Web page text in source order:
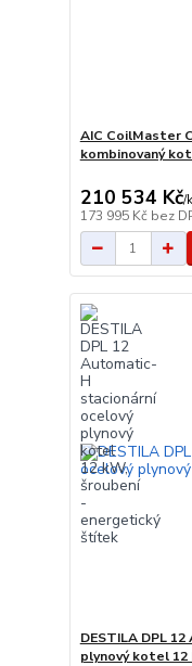
AIC CoilMaster
kombinovaný
210 534 Kč/
173 995 Kč bez
DESTILA DPL
plynový kotel 12